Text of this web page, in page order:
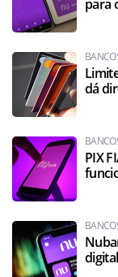
para
dá
PIX